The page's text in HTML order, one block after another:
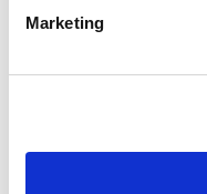
Marketing
2022-12-20:
UTFALL I
2023-01-04: